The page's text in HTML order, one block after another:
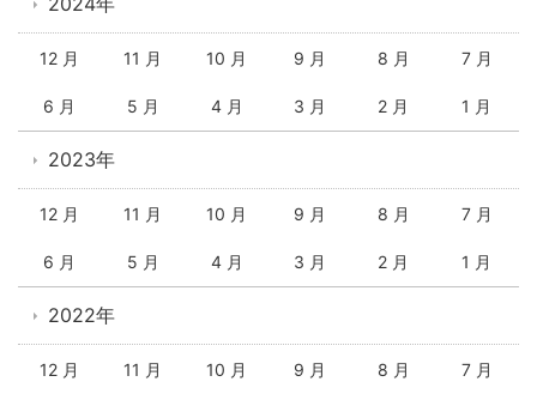
12 月 11 月 10 月 9 月 8 月 7 月
6 月 5 月 4 月 3 月 2 月 1 月
2023年
12 月 11 月 10 月 9 月 8 月 7 月
6 月 5 月 4 月 3 月 2 月 1 月
2022年
12 月 11 月 10 月 9 月 8 月 7 月